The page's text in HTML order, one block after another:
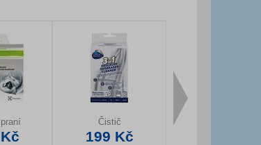
Čistič
199 Kč
Napouštěcí hadice